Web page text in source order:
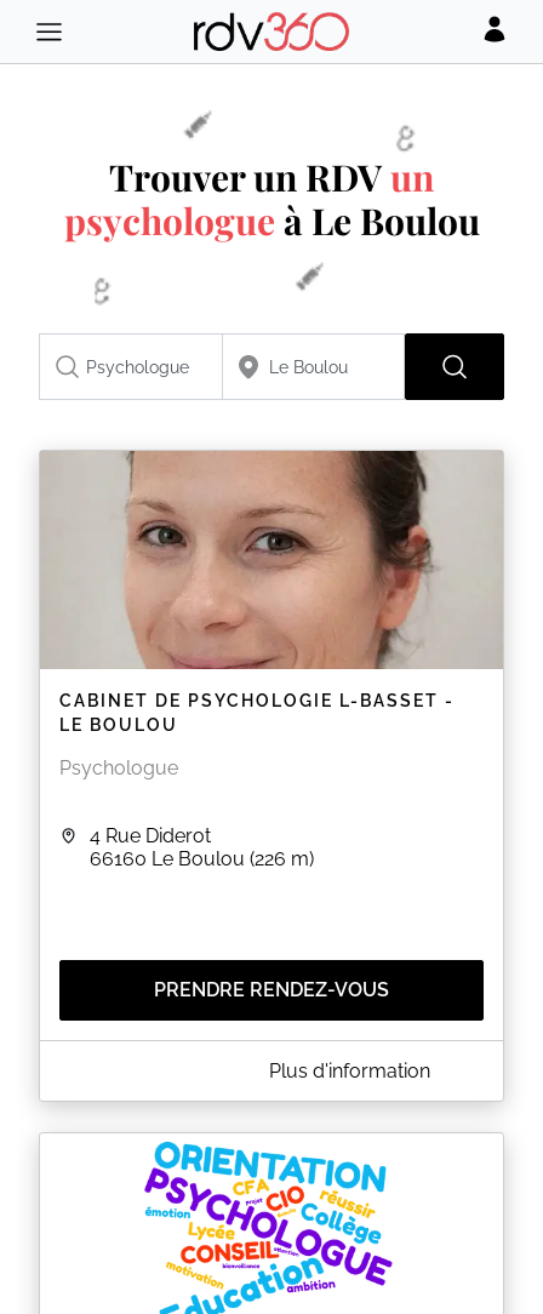
Trouver un RDVun
psychologue à Le Boulou
CABINET DE PSYCHOLOGIE L-BASSET -
LE BOULOU
Psychologue
4 Rue Diderot
66160 Le Boulou (226 m)
PRENDRE RENDEZ-VOUS
A PROPOS DE CABINET DE PSYCHOLOGIE L-BASSET
Laurine BASSET, psychologue clinicienne, vous
reçoit sur rendez-vous au cabinet sis 4 rue Diderot -
LE BOULOU ou en téléconsultation.
EN SAVOIR PLUS
Plus d'information